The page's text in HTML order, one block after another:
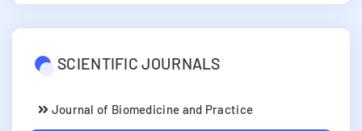
SCIENTIFIC JOURNALS
Journal of Biomedicine and Practice